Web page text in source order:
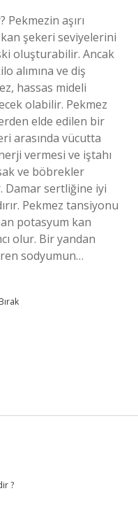
aşırı
şekeri seviyelerini
oluşturabilir. Ancak
alımına ve diş
hassas mideli
olabilir. Pekmez
elde edilen bir
arasında vücutta
vermesi ve iştahı
ve böbrekler
Damar sertliğine iyi
Pekmez tansiyonu
potasyum kan
olur. Bir yandan
sodyumun…
?